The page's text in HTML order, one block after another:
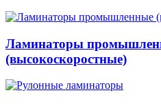
Ламинаторы
(высокоскоростные)